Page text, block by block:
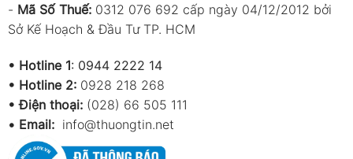
- Mã Số Thuế: 0312 076 692 cấp ngày 04/12/2012 bởi
Sở Kế Hoạch & Đầu Tư TP. HCM
• Hotline 1: 0944 2222 14
• Hotline 2: 0928 218 268
• Điện thoại: (028) 66 505 111
• Email: info@thuongtin.net